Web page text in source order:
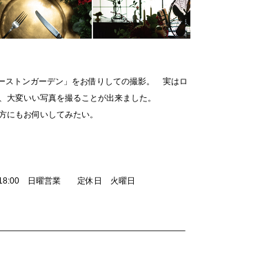
ストンガーデン」をお借りしての撮影。 実はロ
大変いい写真を撮ることが出来ました。
もお伺いしてみたい。
18:00 日曜営業 定休日 火曜日